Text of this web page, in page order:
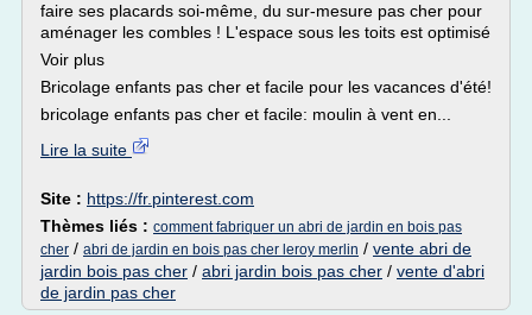
faire ses placards soi-même, du sur-mesure pas cher pour
aménager les combles ! L'espace sous les toits est optimisé
Voir plus
Bricolage enfants pas cher et facile pour les vacances d'été!
bricolage enfants pas cher et facile: moulin à vent en...
Lire la suite
Site : https://fr.pinterest.com
Thèmes liés : comment fabriquer un abri de jardin en bois pas
cher / abri de jardin en bois pas cher leroy merlin / vente abri de
jardin bois pas cher / abri jardin bois pas cher / vente d'abri
de jardin pas cher